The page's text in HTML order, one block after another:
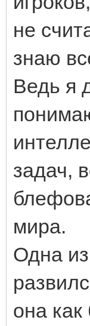
не
знаю
Ведь я
задач,
мира.
Одна
она